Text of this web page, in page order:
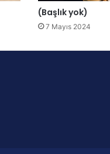
(Başlık yok)
7 Mayıs 2024